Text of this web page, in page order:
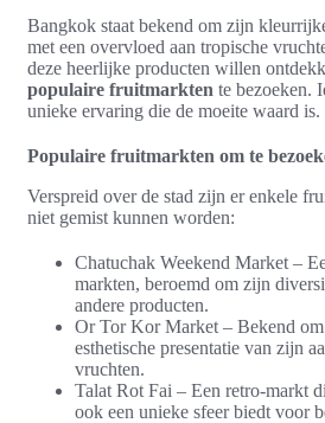
Bangkok staat bekend om zijn
met een overvloed aan tropische
deze heerlijke producten willen
populaire fruitmarkten te bezoeken.
unieke ervaring die de moeite waard is.
Populaire fruitmarkten om te
Verspreid over de stad zijn er enkele
niet gemist kunnen worden:
Chatuchak Weekend Market –
markten, beroemd om zijn
andere producten.
Or Tor Kor Market – Bekend
esthetische presentatie van zijn
vruchten.
Talat Rot Fai – Een retro-markt
ook een unieke sfeer biedt voor